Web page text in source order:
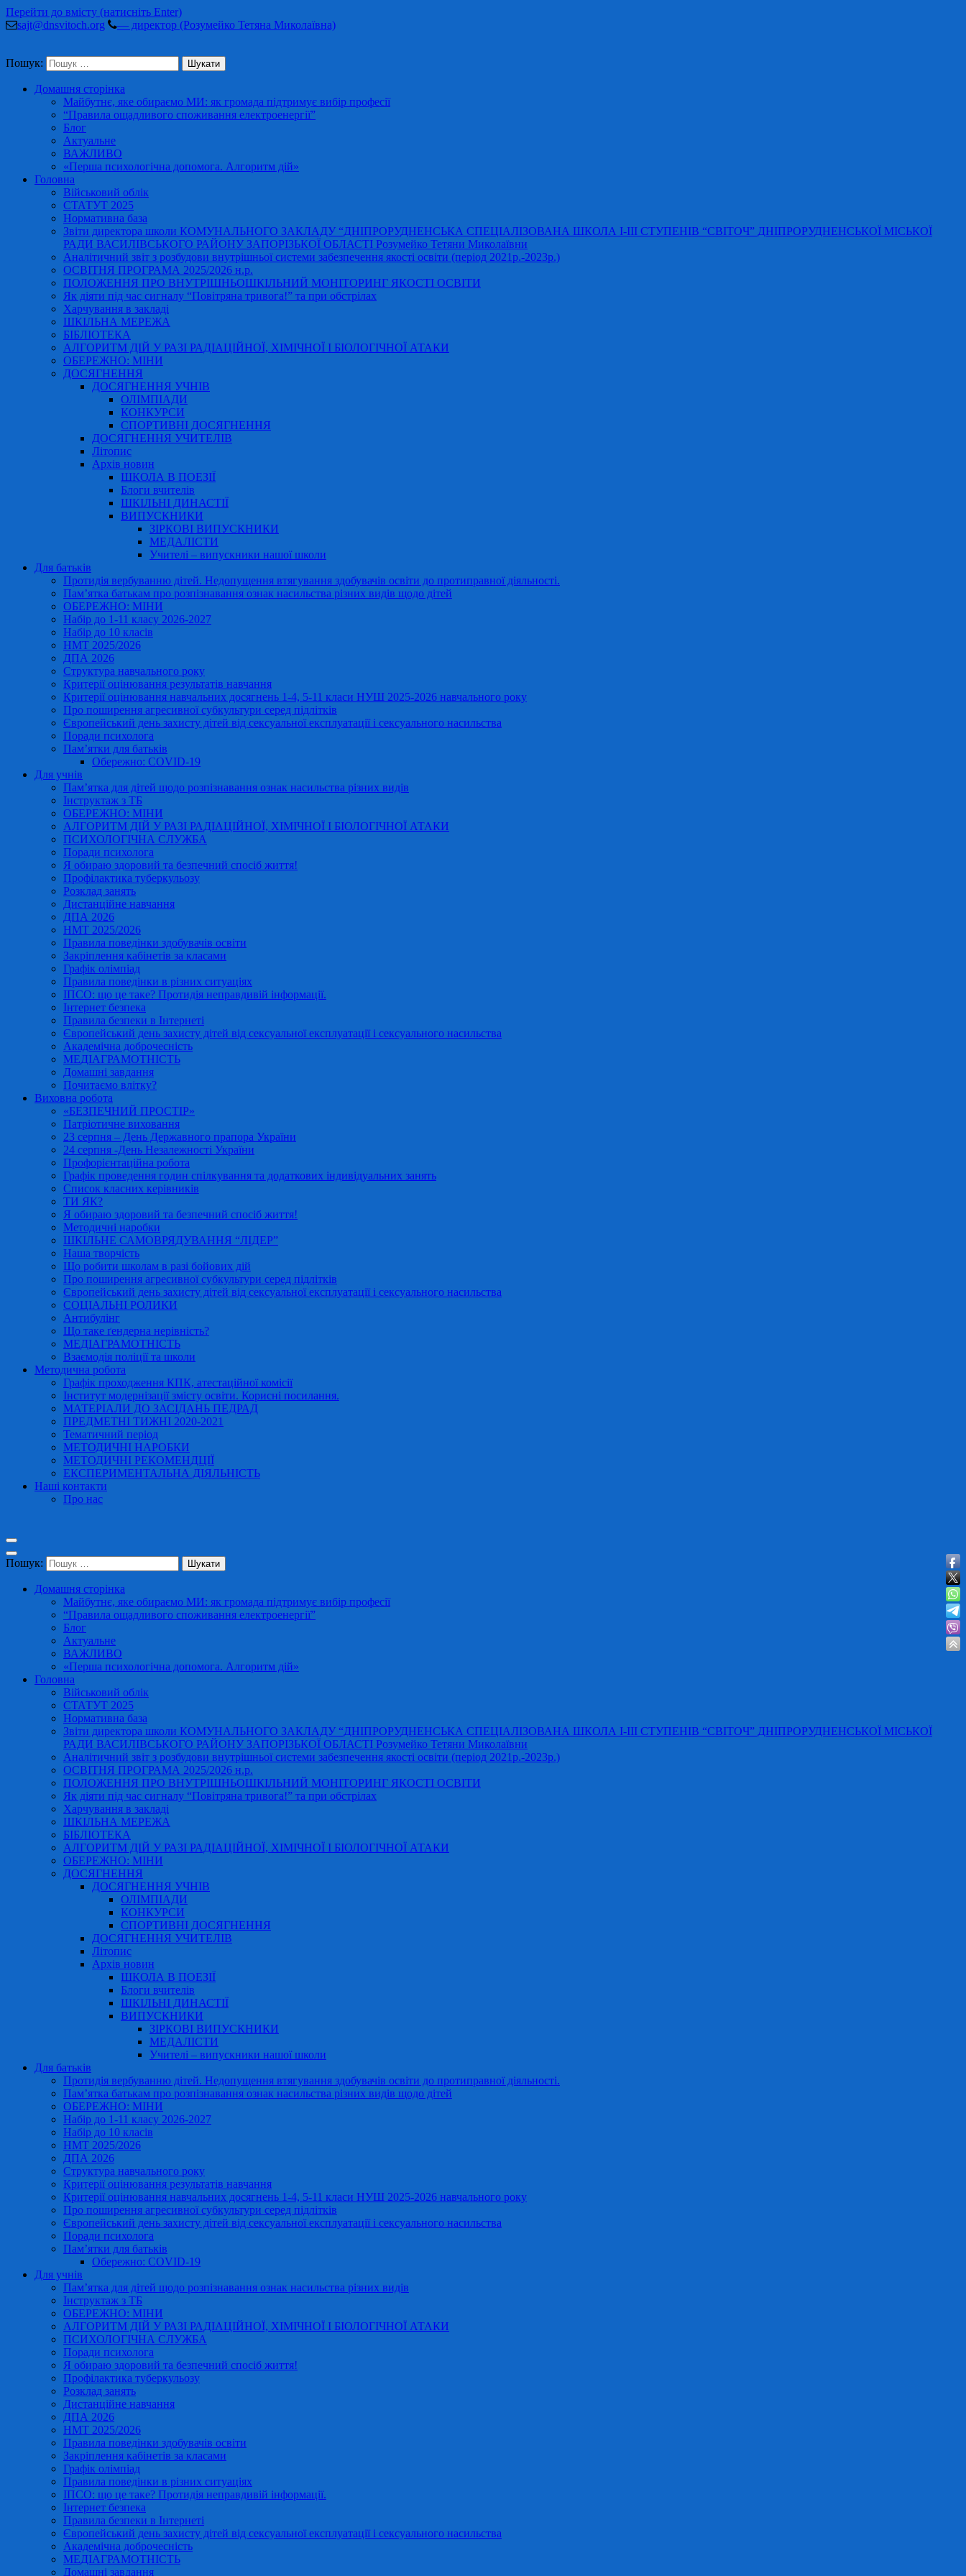
Перейти до вмісту (натисніть Enter)
sajt@dnsvitoch.org
— директор (Розумейко Тетяна Миколаївна)
Пошук:
Домашня сторінка
Майбутнє, яке обираємо МИ: як громада підтримує вибір професії
“Правила ощадливого споживання електроенергії”
Блог
Актуальне
ВАЖЛИВО
«Перша психологічна допомога. Алгоритм дій»
Головна
Військовий облік
СТАТУТ 2025
Нормативна база
Звіти директора школи КОМУНАЛЬНОГО ЗАКЛАДУ “ДНІПРОРУДНЕНСЬКА СПЕЦІАЛІЗОВАНА ШКОЛА І-ІІІ СТУПЕНІВ “СВІТОЧ” ДНІПРОРУДНЕНСЬКОЇ МІСЬКОЇ
РАДИ ВАСИЛІВСЬКОГО РАЙОНУ ЗАПОРІЗЬКОЇ ОБЛАСТІ Розумейко Тетяни Миколаївни
Аналітичний звіт з розбудови внутрішньої системи забезпечення якості освіти (період 2021р.-2023р.)
ОСВІТНЯ ПРОГРАМА 2025/2026 н.р.
ПОЛОЖЕННЯ ПРО ВНУТРІШНЬОШКІЛЬНИЙ МОНІТОРИНГ ЯКОСТІ ОСВІТИ
Як діяти під час сигналу “Повітряна тривога!” та при обстрілах
Харчування в закладі
ШКІЛЬНА МЕРЕЖА
БІБЛІОТЕКА
АЛГОРИТМ ДІЙ У РАЗІ РАДІАЦІЙНОЇ, ХІМІЧНОЇ І БІОЛОГІЧНОЇ АТАКИ
ОБЕРЕЖНО: МІНИ
ДОСЯГНЕННЯ
ДОСЯГНЕННЯ УЧНІВ
ОЛІМПІАДИ
КОНКУРСИ
СПОРТИВНІ ДОСЯГНЕННЯ
ДОСЯГНЕННЯ УЧИТЕЛІВ
Літопис
Архів новин
ШКОЛА В ПОЕЗІЇ
Блоги вчителів
ШКІЛЬНІ ДИНАСТІЇ
ВИПУСКНИКИ
ЗІРКОВІ ВИПУСКНИКИ
МЕДАЛІСТИ
Учителі – випускники нашої школи
Для батьків
Протидія вербуванню дітей. Недопущення втягування здобувачів освіти до протиправної діяльності.
Пам’ятка батькам про розпізнавання ознак насильства різних видів щодо дітей
ОБЕРЕЖНО: МІНИ
Набір до 1-11 класу 2026-2027
Набір до 10 класів
НМТ 2025/2026
ДПА 2026
Структура навчального року
Критерії оцінювання результатів навчання
Критерії оцінювання навчальних досягнень 1-4, 5-11 класи НУШ 2025-2026 навчального року
Про поширення агресивної субкультури серед підлітків
Європейський день захисту дітей від сексуальної експлуатації і сексуального насильства
Поради психолога
Пам’ятки для батьків
Обережно: COVID-19
Для учнів
Пам’ятка для дітей щодо розпізнавання ознак насильства різних видів
Інструктаж з ТБ
ОБЕРЕЖНО: МІНИ
АЛГОРИТМ ДІЙ У РАЗІ РАДІАЦІЙНОЇ, ХІМІЧНОЇ І БІОЛОГІЧНОЇ АТАКИ
ПСИХОЛОГІЧНА СЛУЖБА
Поради психолога
Я обираю здоровий та безпечний спосіб життя!
Профілактика туберкульозу
Розклад занять
Дистанційне навчання
ДПА 2026
НМТ 2025/2026
Правила поведінки здобувачів освіти
Закріплення кабінетів за класами
Графік олімпіад
Правила поведінки в різних ситуаціях
ІПСО: що це таке? Протидія неправдивій інформації.
Інтернет безпека
Правила безпеки в Інтернеті
Європейський день захисту дітей від сексуальної експлуатації і сексуального насильства
Академічна доброчесність
МЕДІАГРАМОТНІСТЬ
Домашні завдання
Почитаємо влітку?
Виховна робота
«БЕЗПЕЧНИЙ ПРОСТІР»
Патріотичне виховання
23 серпня – День Державного прапора України
24 серпня -День Незалежності України
Профорієнтаційна робота
Графік проведення годин спілкування та додаткових індивідуальних занять
Список класних керівників
ТИ ЯК?
Я обираю здоровий та безпечний спосіб життя!
Методичні наробки
ШКІЛЬНЕ САМОВРЯДУВАННЯ “ЛІДЕР”
Наша творчість
Що робити школам в разі бойових дій
Про поширення агресивної субкультури серед підлітків
Європейський день захисту дітей від сексуальної експлуатації і сексуального насильства
СОЦІАЛЬНІ РОЛИКИ
Антибулінг
Що таке ґендерна нерівність?
МЕДІАГРАМОТНІСТЬ
Взаємодія поліції та школи
Методична робота
Графік проходження КПК, атестаційної комісії
Інститут модернізації змісту освіти. Корисні посилання.
МАТЕРІАЛИ ДО ЗАСІДАНЬ ПЕДРАД
ПРЕДМЕТНІ ТИЖНІ 2020-2021
Тематичний період
МЕТОДИЧНІ НАРОБКИ
МЕТОДИЧНІ РЕКОМЕНДЦІЇ
ЕКСПЕРИМЕНТАЛЬНА ДІЯЛЬНІСТЬ
Наші контакти
Про нас
Пошук:
Домашня сторінка
Майбутнє, яке обираємо МИ: як громада підтримує вибір професії
“Правила ощадливого споживання електроенергії”
Блог
Актуальне
ВАЖЛИВО
«Перша психологічна допомога. Алгоритм дій»
Головна
Військовий облік
СТАТУТ 2025
Нормативна база
Звіти директора школи КОМУНАЛЬНОГО ЗАКЛАДУ “ДНІПРОРУДНЕНСЬКА СПЕЦІАЛІЗОВАНА ШКОЛА І-ІІІ СТУПЕНІВ “СВІТОЧ” ДНІПРОРУДНЕНСЬКОЇ МІСЬКОЇ
РАДИ ВАСИЛІВСЬКОГО РАЙОНУ ЗАПОРІЗЬКОЇ ОБЛАСТІ Розумейко Тетяни Миколаївни
Аналітичний звіт з розбудови внутрішньої системи забезпечення якості освіти (період 2021р.-2023р.)
ОСВІТНЯ ПРОГРАМА 2025/2026 н.р.
ПОЛОЖЕННЯ ПРО ВНУТРІШНЬОШКІЛЬНИЙ МОНІТОРИНГ ЯКОСТІ ОСВІТИ
Як діяти під час сигналу “Повітряна тривога!” та при обстрілах
Харчування в закладі
ШКІЛЬНА МЕРЕЖА
БІБЛІОТЕКА
АЛГОРИТМ ДІЙ У РАЗІ РАДІАЦІЙНОЇ, ХІМІЧНОЇ І БІОЛОГІЧНОЇ АТАКИ
ОБЕРЕЖНО: МІНИ
ДОСЯГНЕННЯ
ДОСЯГНЕННЯ УЧНІВ
ОЛІМПІАДИ
КОНКУРСИ
СПОРТИВНІ ДОСЯГНЕННЯ
ДОСЯГНЕННЯ УЧИТЕЛІВ
Літопис
Архів новин
ШКОЛА В ПОЕЗІЇ
Блоги вчителів
ШКІЛЬНІ ДИНАСТІЇ
ВИПУСКНИКИ
ЗІРКОВІ ВИПУСКНИКИ
МЕДАЛІСТИ
Учителі – випускники нашої школи
Для батьків
Протидія вербуванню дітей. Недопущення втягування здобувачів освіти до протиправної діяльності.
Пам’ятка батькам про розпізнавання ознак насильства різних видів щодо дітей
ОБЕРЕЖНО: МІНИ
Набір до 1-11 класу 2026-2027
Набір до 10 класів
НМТ 2025/2026
ДПА 2026
Структура навчального року
Критерії оцінювання результатів навчання
Критерії оцінювання навчальних досягнень 1-4, 5-11 класи НУШ 2025-2026 навчального року
Про поширення агресивної субкультури серед підлітків
Європейський день захисту дітей від сексуальної експлуатації і сексуального насильства
Поради психолога
Пам’ятки для батьків
Обережно: COVID-19
Для учнів
Пам’ятка для дітей щодо розпізнавання ознак насильства різних видів
Інструктаж з ТБ
ОБЕРЕЖНО: МІНИ
АЛГОРИТМ ДІЙ У РАЗІ РАДІАЦІЙНОЇ, ХІМІЧНОЇ І БІОЛОГІЧНОЇ АТАКИ
ПСИХОЛОГІЧНА СЛУЖБА
Поради психолога
Я обираю здоровий та безпечний спосіб життя!
Профілактика туберкульозу
Розклад занять
Дистанційне навчання
ДПА 2026
НМТ 2025/2026
Правила поведінки здобувачів освіти
Закріплення кабінетів за класами
Графік олімпіад
Правила поведінки в різних ситуаціях
ІПСО: що це таке? Протидія неправдивій інформації.
Інтернет безпека
Правила безпеки в Інтернеті
Європейський день захисту дітей від сексуальної експлуатації і сексуального насильства
Академічна доброчесність
МЕДІАГРАМОТНІСТЬ
Домашні завдання